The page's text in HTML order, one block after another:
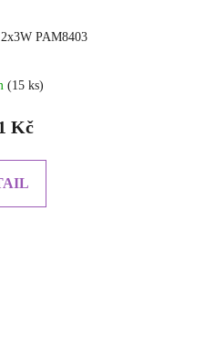
PAM8403
(15 ks)
Kč